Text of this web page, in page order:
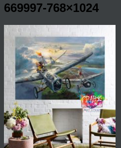
669997-768×1024